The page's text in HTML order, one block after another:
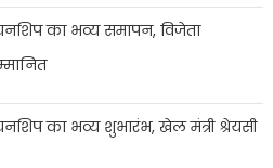
का भव्य समापन, विजेता
का भव्य शुभारंभ, खेल मंत्री श्रेयसी